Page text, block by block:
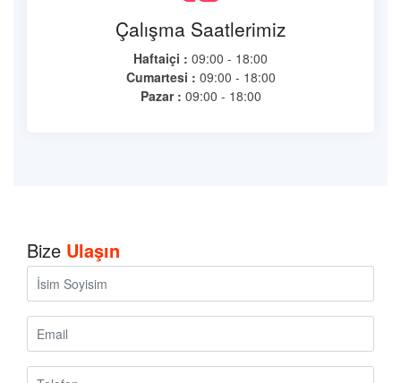
Çalışma Saatlerimiz
Haftaiçi : 09:00 - 18:00
Cumartesi : 09:00 - 18:00
Pazar : 09:00 - 18:00
Bize Ulaşın